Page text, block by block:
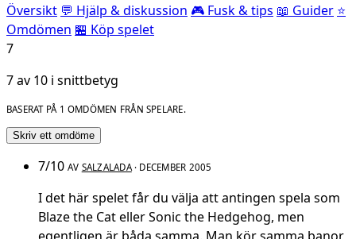
Översikt 💬 Hjälp & diskussion 🎮 Fusk & tips 📖 Guider ⭐
Omdömen 🏪 Köp spelet
7
7 av 10 i snittbetyg
BASERAT PÅ 1 OMDÖMEN FRÅN SPELARE.
Skriv ett omdöme
7/10 AV SALZALADA· DECEMBER 2005
I det här spelet får du välja att antingen spela som
Blaze the Cat eller Sonic the Hedgehog, men